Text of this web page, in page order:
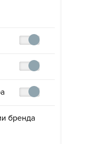
бренда